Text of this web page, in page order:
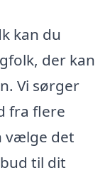
kan du
der kan
Vi sørger
fra flere
vælge det
til dit